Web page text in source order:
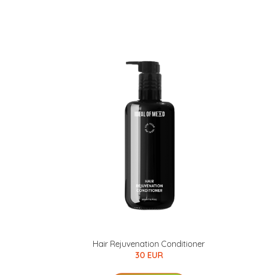
Hair Rejuvenation Conditioner
30 EUR